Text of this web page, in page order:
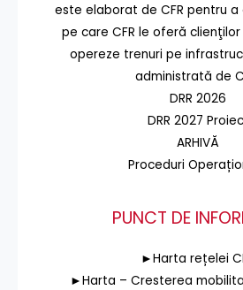
este elaborat de CFR pentru a
pe care CFR le oferă
opereze trenuri pe
administrată de
DRR 2026
DRR 2027
ARHIVĂ
Proceduri
PUNCT DE
►Harta rețelei
►Harta – Cresterea